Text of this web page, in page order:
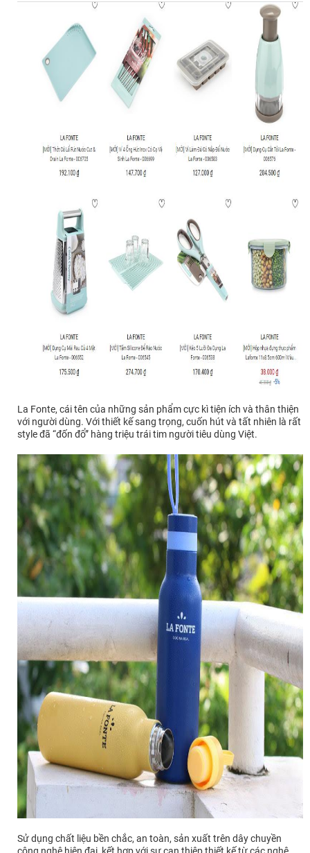
La Fonte, cái tên của những sản phẩm cực kì tiện ích và thân thiện
với người dùng. Với thiết kế sang trọng, cuốn hút và tất nhiên là rất
style đã “đốn đổ” hàng triệu trái tim người tiêu dùng Việt.
Sử dụng chất liệu bền chắc, an toàn, sản xuất trên dây chuyền
công nghệ hiện đại, kết hợp với sự can thiệp thiết kế từ các nghệ